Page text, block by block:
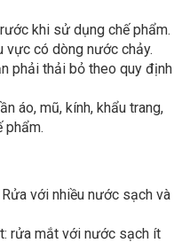
khi sử dụng chế phẩm.
vực có dòng nước chảy.
phải thải bỏ theo quy định
áo, mũ, kính, khẩu trang,
phẩm.
với nhiều nước sạch và
rửa mắt với nước sạch ít